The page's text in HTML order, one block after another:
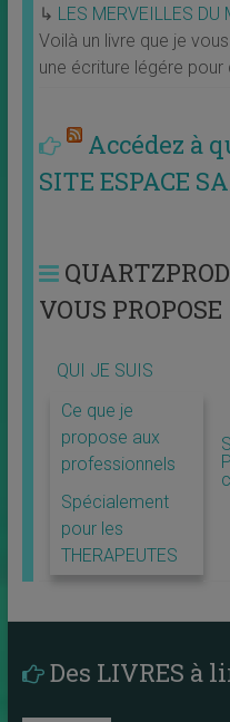
↳ LES MERVEILLES DU
Voilà un livre que je
une écriture légére pour
Accédez à
SITE ESPACE
VOUS PROPOSE
QUI JE SUIS
Ce que je
propose aux
professionnels
Spécialement
pour les
THERAPEUTES
Des LIVRES à